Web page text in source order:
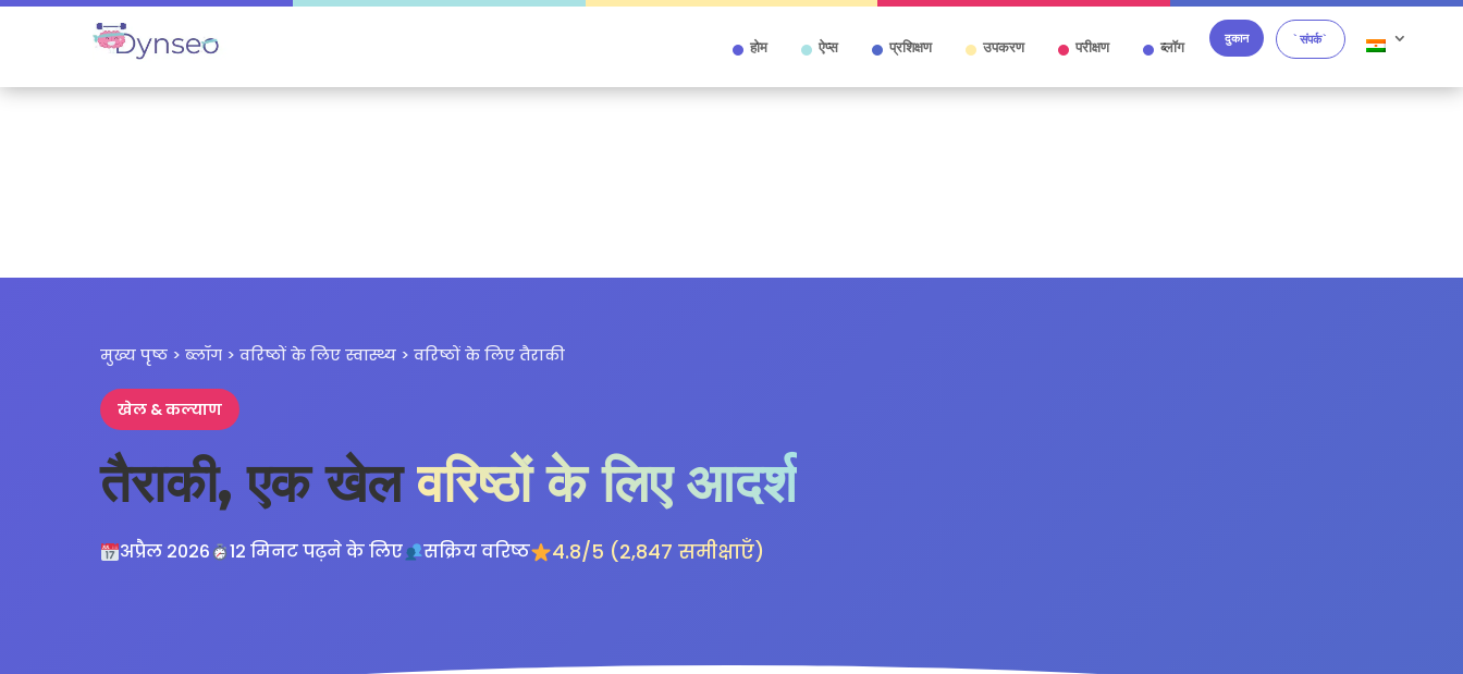
होम ऐप्स प्रशिक्षण उपकरण परीक्षण ब्लॉग दुकान `संपर्क`
मुख्य पृष्ठ > ब्लॉग > वरिष्ठों के लिए स्वास्थ्य > वरिष्ठों के लिए तैराकी
खेल & कल्याण
तैराकी, एक खेलवरिष्ठों के लिए आदर्श
अप्रैल 2026 12 मिनट पढ़ने के लिए सक्रिय वरिष्ठ 4.8/5 (2,847 समीक्षाएँ)